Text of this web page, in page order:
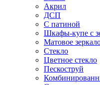
Акрил
ДСП
С патиной
Шкафы-купе с
Матовое
Стекло
Цветное стекло
Пескоструй